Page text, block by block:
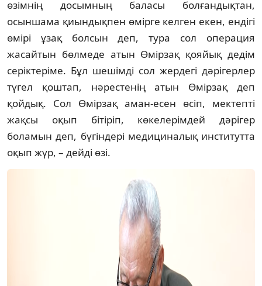
өзімнің досымның баласы болғандықтан,
осыншама қиындықпен өмірге келген екен, ендігі
өмірі ұзақ болсын деп, тура сол операция
жасайтын бөлмеде атын Өмірзақ қояйық дедім
серіктеріме. Бұл шешімді сол жердегі дәрігерлер
түгел қоштап, нәрестенің атын Өмірзақ деп
қойдық. Сол Өмірзақ аман-есен өсіп, мектепті
жақсы оқып бітіріп, көкелерімдей дәрігер
боламын деп, бүгіндері медициналық институтта
оқып жүр, – дейді өзі.